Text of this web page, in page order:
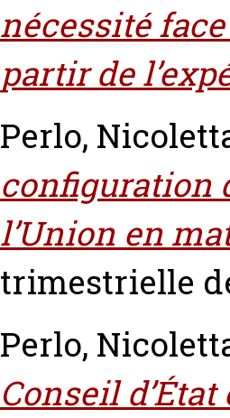
nécessité
partir de
Perlo,
configuration
l’Union en
trimestrielle
Perlo,
Conseil